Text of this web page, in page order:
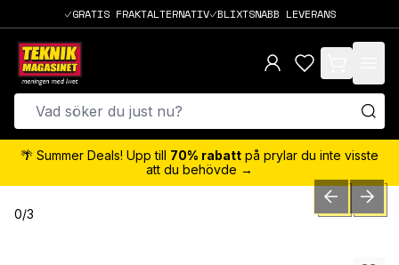
GRATIS FRAKTALTERNATIV BLIXTSNABB LEVERANS
items in cart,
🌴 Summer Deals! Upp till 70% rabatt på prylar du inte visste
att du behövde →
0/3 PREVIOUSNEXT